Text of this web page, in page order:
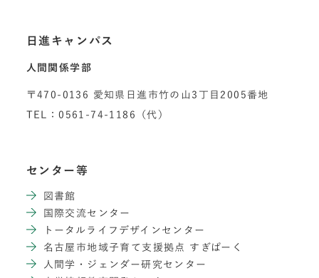
日進キャンパス
人間関係学部
〒470-0136 愛知県日進市竹の山3丁目2005番地
TEL：0561-74-1186（代）
センター等
図書館
国際交流センター
トータルライフデザインセンター
名古屋市地域子育て支援拠点 すぎぱーく
人間学・ジェンダー研究センター